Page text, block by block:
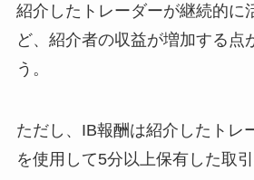
紹介したトレーダーが継続的に
ど、紹介者の収益が増加する点
う。
ただし、IB報酬は紹介したトレ
を使用して5分以上保有した取